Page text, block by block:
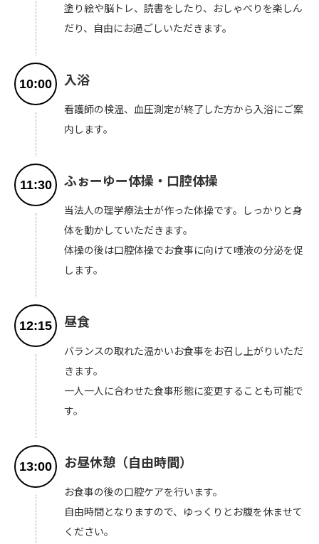
塗り絵や脳トレ、読書をしたり、おしゃべりを楽しん
だり、自由にお過ごしいただきます。
10:00 入浴
看護師の検温、血圧測定が終了した方から入浴にご案
内します。
11:30 ふぉーゆー体操・口腔体操
当法人の理学療法士が作った体操です。しっかりと身
体を動かしていただきます。
体操の後は口腔体操でお食事に向けて唾液の分泌を促
します。
12:15 昼食
バランスの取れた温かいお食事をお召し上がりいただ
きます。
一人一人に合わせた食事形態に変更することも可能で
す。
13:00 お昼休憩（自由時間）
お食事の後の口腔ケアを行います。
自由時間となりますので、ゆっくりとお腹を休ませて
ください。